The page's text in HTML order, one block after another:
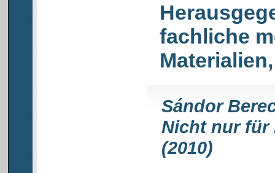
fachliche
Sándor
Nicht nur
(2010)